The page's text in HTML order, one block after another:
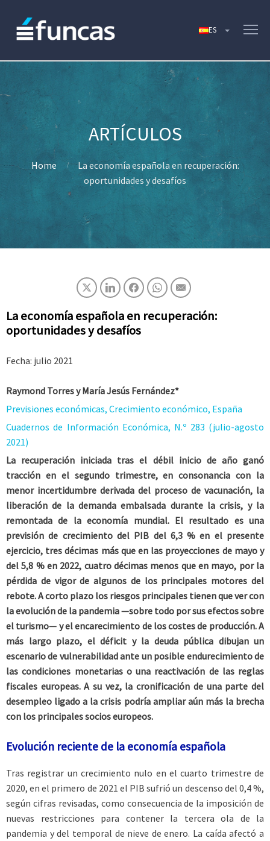
Home
La economía española en recuperación:
oportunidades y desafíos
La economía española en recuperación:
oportunidades y desafíos
Fecha: julio 2021
Raymond Torres y María Jesús Fernández*
Previsiones económicas, Crecimiento económico, España
Cuadernos de Información Económica, N.º 283 (julio-agosto
2021)
La recuperación iniciada tras el débil inicio de año ganó
tracción en el segundo trimestre, en consonancia con la
menor incertidumbre derivada del proceso de vacunación, la
liberación de la demanda embalsada durante la crisis, y la
remontada de la economía mundial. El resultado es una
previsión de crecimiento del PIB del 6,3 % en el presente
ejercicio, tres décimas más que en las proyecciones de mayo y
del 5,8 % en 2022, cuatro décimas menos que en mayo, por la
pérdida de vigor de algunos de los principales motores del
rebote. A corto plazo los riesgos principales tienen que ver con
la evolución de la pandemia —sobre todo por sus efectos sobre
el turismo— y el encarecimiento de los costes de producción. A
más largo plazo, el déficit y la deuda pública dibujan un
escenario de vulnerabilidad ante un posible endurecimiento de
las condiciones monetarias o una reactivación de las reglas
fiscales europeas. A su vez, la cronificación de una parte del
desempleo ligado a la crisis podría ampliar aún más la brecha
con los principales socios europeos.
Evolución reciente de la economía española
Tras registrar un crecimiento nulo en el cuarto trimestre de
2020, en el primero de 2021 el PIB sufrió un descenso del 0,4 %,
según cifras revisadas, como consecuencia de la imposición de
nuevas restricciones para contener la tercera ola de la
pandemia y del temporal de nieve de enero. La caída afectó a